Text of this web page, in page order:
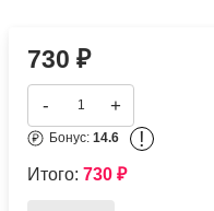
730₽
- +
Бонус:14.6 !
Итого:730₽